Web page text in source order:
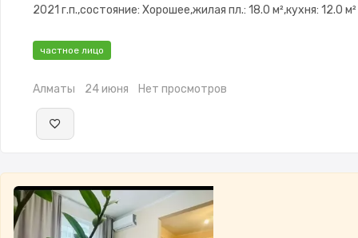
2021 г.п.,состояние: Хорошее,жилая пл.: 18.0 м²,кухня: 12.0 м²
частное лицо
Алматы 24 июня Нет просмотров